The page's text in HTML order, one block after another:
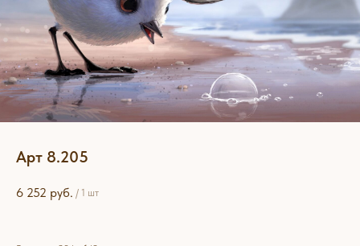
Арт 8.205
6 252 руб. / 1 шт